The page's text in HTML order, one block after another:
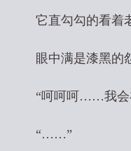
它直勾勾的看着
眼中满是漆黑的
“呵呵呵……我会
“……”